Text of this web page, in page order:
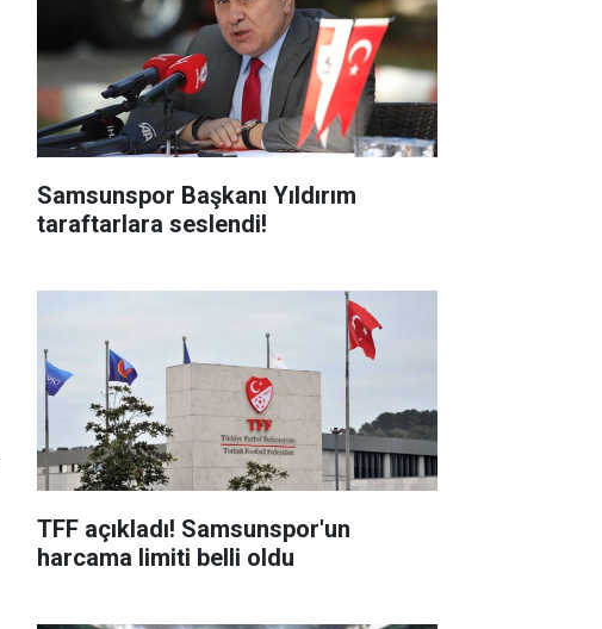
Samsunspor Başkanı Yıldırım
taraftarlara seslendi!
TFF açıkladı! Samsunspor'un
harcama limiti belli oldu